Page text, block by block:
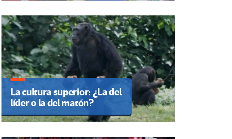
La cultura superior: ¿La del
líder o la del matón?